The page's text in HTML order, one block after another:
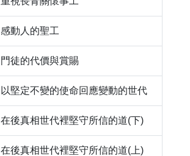
​感動人的聖工
門徒的代價與賞賜
以堅定不變的使命回應變動的世代
在後真相世代裡堅守所信的道(下)
在後真相世代裡堅守所信的道(上)